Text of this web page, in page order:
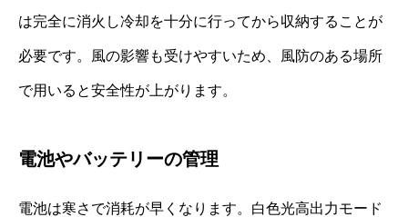
は完全に消火し冷却を十分に行ってから収納することが
必要です。風の影響も受けやすいため、風防のある場所
で用いると安全性が上がります。
電池やバッテリーの管理
電池は寒さで消耗が早くなります。白色光高出力モード